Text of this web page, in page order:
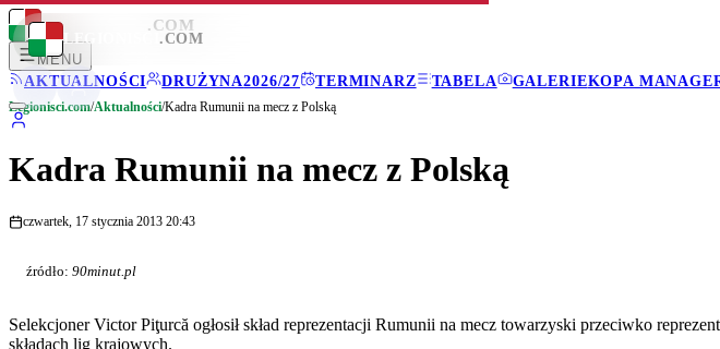
LEGIONISCI .COM
MENU
AKTUALNOŚCI
DRUŻYNA2026/27 TERMINARZ TABELA GALERIEKOPA
LEGIONISCI .COM
Legionisci.com/Aktualności/Kadra Rumunii na mecz z Polską
Kadra Rumunii na mecz z Polską
czwartek, 17 stycznia 2013 20:43
źródło: 90minut.pl
Selekcjoner Victor Piţurcă ogłosił skład reprezentacji Rumunii na mecz towarzyski przeciwko
składach lig krajowych.